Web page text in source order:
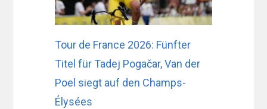
Tour de France 2026: Fünfter
Titel für Tadej Pogačar, Van der
Poel siegt auf den Champs-
Élysées